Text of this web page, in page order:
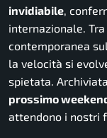
invidiabile,
internazionale.
contemporanea
la velocità si
spietata.
prossimo
attendono i nostri